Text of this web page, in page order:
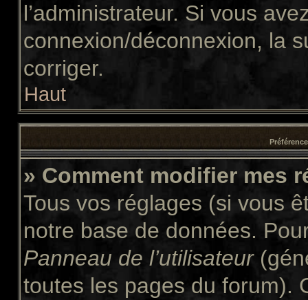
l’administrateur. Si vous
connexion/déconnexion, la
corriger.
Haut
» Comment modifier mes
Tous vos réglages (si vous
notre base de données.
Panneau de l’utilisateur
toutes les pages du forum).